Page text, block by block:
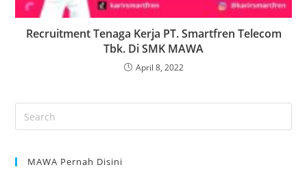
Recruitment Tenaga Kerja PT. Smartfren Telecom
Tbk. Di SMK MAWA
April 8, 2022
MAWA Pernah Disini